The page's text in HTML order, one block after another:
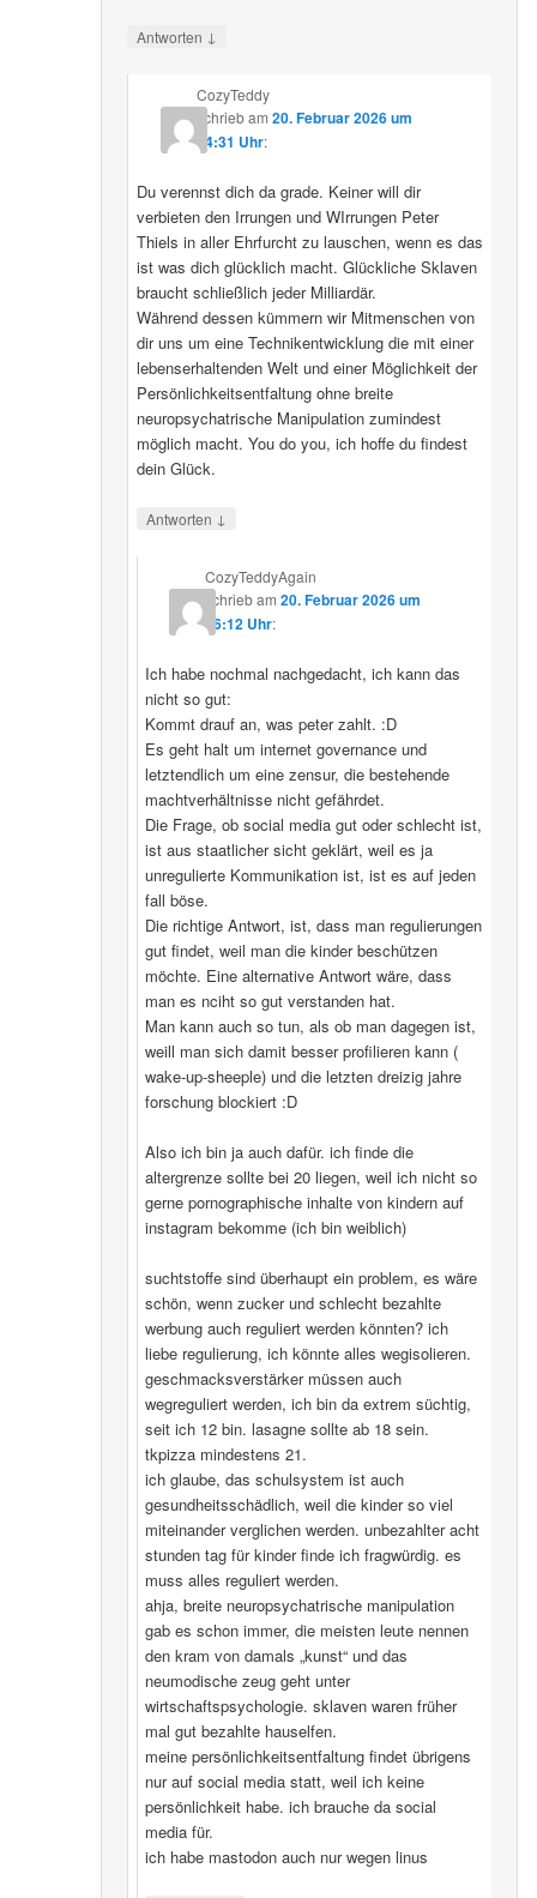
Antworten ↓
CozyTeddy
schriebam 20. Februar 2026 um
14:31 Uhr:
Du verennst dich da grade. Keiner will dir
verbieten den Irrungen und WIrrungen Peter
Thiels in aller Ehrfurcht zu lauschen, wenn es das
ist was dich glücklich macht. Glückliche Sklaven
braucht schließlich jeder Milliardär.
Während dessen kümmern wir Mitmenschen von
dir uns um eine Technikentwicklung die mit einer
lebenserhaltenden Welt und einer Möglichkeit der
Persönlichkeitsentfaltung ohne breite
neuropsychatrische Manipulation zumindest
möglich macht. You do you, ich hoffe du findest
dein Glück.
Antworten ↓
CozyTeddyAgain
schriebam20. Februar 2026 um
16:12 Uhr:
Ich habe nochmal nachgedacht, ich kann das
nicht so gut:
Kommt drauf an, was peter zahlt. :D
Es geht halt um internet governance und
letztendlich um eine zensur, die bestehende
machtverhältnisse nicht gefährdet.
Die Frage, ob social media gut oder schlecht ist,
ist aus staatlicher sicht geklärt, weil es ja
unregulierte Kommunikation ist, ist es auf jeden
fall böse.
Die richtige Antwort, ist, dass man regulierungen
gut findet, weil man die kinder beschützen
möchte. Eine alternative Antwort wäre, dass
man es nciht so gut verstanden hat.
Man kann auch so tun, als ob man dagegen ist,
weill man sich damit besser profilieren kann (
wake-up-sheeple) und die letzten dreizig jahre
forschung blockiert :D
Also ich bin ja auch dafür. ich finde die
altergrenze sollte bei 20 liegen, weil ich nicht so
gerne pornographische inhalte von kindern auf
instagram bekomme (ich bin weiblich)
suchtstoffe sind überhaupt ein problem, es wäre
schön, wenn zucker und schlecht bezahlte
werbung auch reguliert werden könnten? ich
liebe regulierung, ich könnte alles wegisolieren.
geschmacksverstärker müssen auch
wegreguliert werden, ich bin da extrem süchtig,
seit ich 12 bin. lasagne sollte ab 18 sein.
tkpizza mindestens 21.
ich glaube, das schulsystem ist auch
gesundheitsschädlich, weil die kinder so viel
miteinander verglichen werden. unbezahlter acht
stunden tag für kinder finde ich fragwürdig. es
muss alles reguliert werden.
ahja, breite neuropsychatrische manipulation
gab es schon immer, die meisten leute nennen
den kram von damals „kunst“ und das
neumodische zeug geht unter
wirtschaftspsychologie. sklaven waren früher
mal gut bezahlte hauselfen.
meine persönlichkeitsentfaltung findet übrigens
nur auf social media statt, weil ich keine
persönlichkeit habe. ich brauche da social
media für.
ich habe mastodon auch nur wegen linus